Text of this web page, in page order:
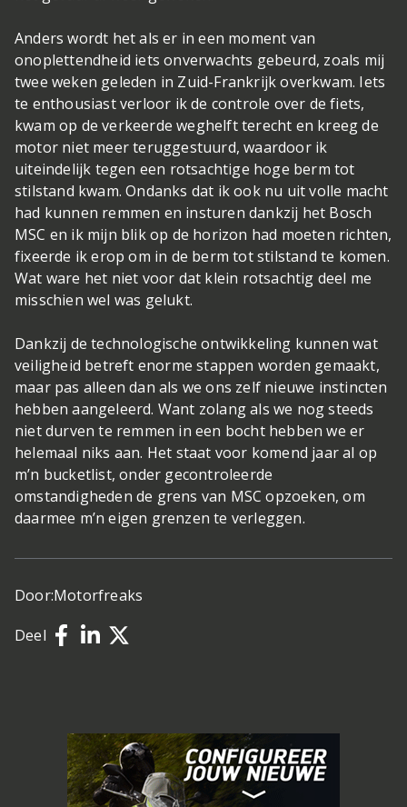
Anders wordt het als er in een moment van
onoplettendheid iets onverwachts gebeurd, zoals mij
twee weken geleden in Zuid-Frankrijk overkwam. Iets
te enthousiast verloor ik de controle over de fiets,
kwam op de verkeerde weghelft terecht en kreeg de
motor niet meer teruggestuurd, waardoor ik
uiteindelijk tegen een rotsachtige hoge berm tot
stilstand kwam. Ondanks dat ik ook nu uit volle macht
had kunnen remmen en insturen dankzij het Bosch
MSC en ik mijn blik op de horizon had moeten richten,
fixeerde ik erop om in de berm tot stilstand te komen.
Wat ware het niet voor dat klein rotsachtig deel me
misschien wel was gelukt.
Dankzij de technologische ontwikkeling kunnen wat
veiligheid betreft enorme stappen worden gemaakt,
maar pas alleen dan als we ons zelf nieuwe instincten
hebben aangeleerd. Want zolang als we nog steeds
niet durven te remmen in een bocht hebben we er
helemaal niks aan. Het staat voor komend jaar al op
m’n bucketlist, onder gecontroleerde
omstandigheden de grens van MSC opzoeken, om
daarmee m’n eigen grenzen te verleggen.
Door:Motorfreaks
Deel